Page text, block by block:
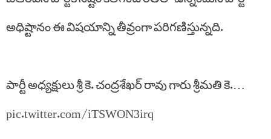
అధిష్టానం ఈ విషయాన్ని తీవ్రంగా పరిగణిస్తున్నది.
పార్టీ అధ్యక్షులు శ్రీ కె. చంద్రశేఖర్ రావు గారు శ్రీమతి కె.…
pic.twitter.com/iTSWON3irq